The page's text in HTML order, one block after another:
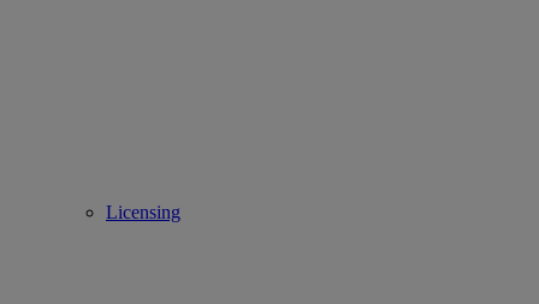
Licensing